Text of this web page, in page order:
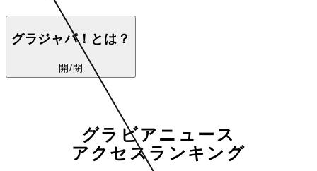
グラジャパ！とは？
開/閉
グラビアニュース
アクセスランキング